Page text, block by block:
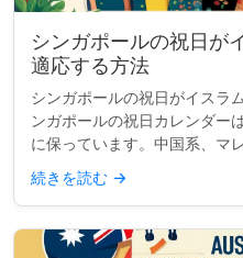
シンガポールの祝日が
適応する方法
シンガポールの祝日がイスラ
ンガポールの祝日カレンダー
に保っています。中国系、マ
らの主要な祝祭を含み、国の
し、2つの祝日—ハ...
続きを読む →